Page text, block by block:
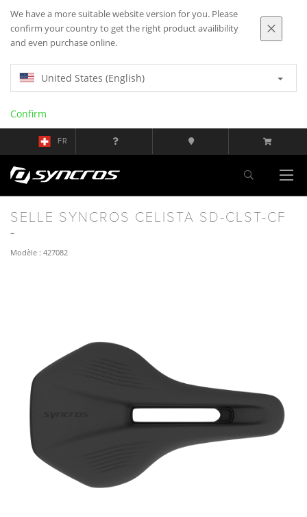
We have a more suitable website version for you. Please
confirm your country to get the right product availibility
and even purchase online.
United States (English)
Confirm
FR
SELLE SYNCROS CELISTA SD-CLST-CF
Modèle : 427082